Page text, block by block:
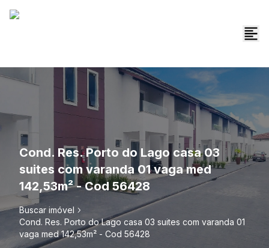
Cond. Res. Porto do Lago casa 03
suites com varanda 01 vaga med
142,53m² - Cod 56428
Buscar imóvel
Cond. Res. Porto do Lago casa 03 suites com varanda 01
vaga med 142,53m² - Cod 56428